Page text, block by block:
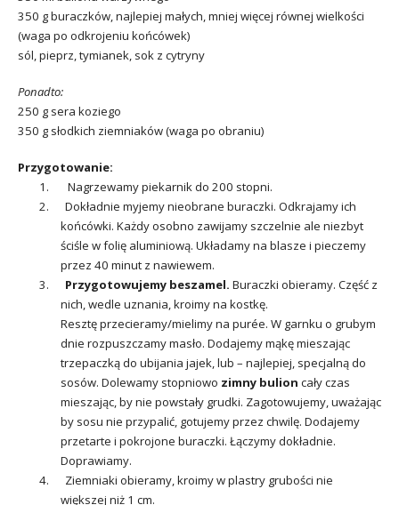
350 g buraczków, najlepiej małych, mniej więcej równej wielkości
(waga po odkrojeniu końcówek)
sól, pieprz, tymianek, sok z cytryny
Ponadto:
250 g sera koziego
350 g słodkich ziemniaków (waga po obraniu)
Przygotowanie:
1. Nagrzewamy piekarnik do 200 stopni.
2. Dokładnie myjemy nieobrane buraczki. Odkrajamy ich
końcówki. Każdy osobno zawijamy szczelnie ale niezbyt
ściśle w folię aluminiową. Układamy na blasze i pieczemy
przez 40 minut z nawiewem.
3. Przygotowujemy beszamel. Buraczki obieramy. Część z
nich, wedle uznania, kroimy na kostkę.
Resztę przecieramy/mielimy na purée. W garnku o grubym
dnie rozpuszczamy masło. Dodajemy mąkę mieszając
trzepaczką do ubijania jajek, lub – najlepiej, specjalną do
sosów. Dolewamy stopniowo zimny bulion cały czas
mieszając, by nie powstały grudki. Zagotowujemy, uważając
by sosu nie przypalić, gotujemy przez chwilę. Dodajemy
przetarte i pokrojone buraczki. Łączymy dokładnie.
Doprawiamy.
4. Ziemniaki obieramy, kroimy w plastry grubości nie
większej niż 1 cm.